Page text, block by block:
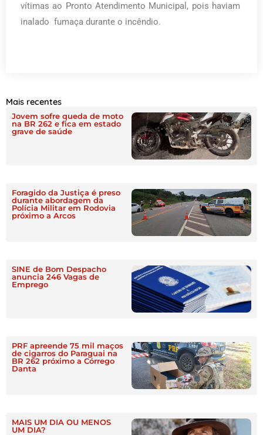
vítimas ao Pronto Atendimento Municipal, pois haviam
inalado fumaça durante o incêndio.
Mais recentes
Jovem sofre queda de moto
na BR 262 e fica em estado
grave de saúde
Foragido da Justiça é preso
durante abordagem da
Polícia Militar em Rodovia
próximo a Arcos
SINE de Bom Despacho
anuncia 246 Vagas de
Emprego
PRF apreende 75 mil maços
de cigarros do Paraguai na
BR 262 próximo a Córrego
Danta
MAIS UM DIA OU MENOS
UM DIA?